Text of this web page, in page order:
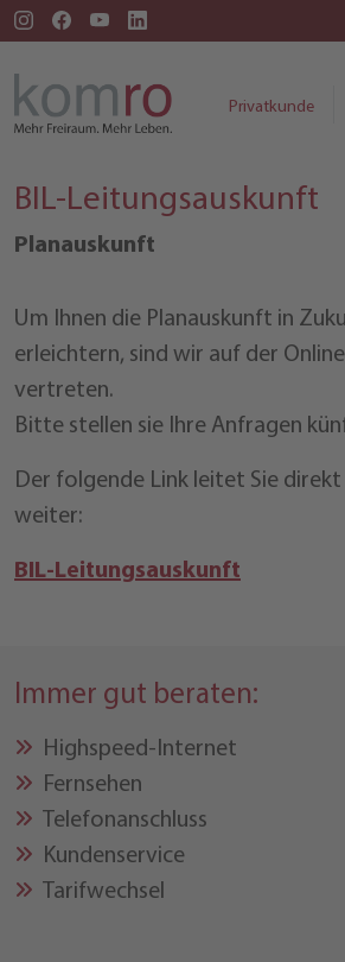
Privatkunde
BIL-Leitungsauskunft
Planauskunft
Um Ihnen die Planauskunft in
erleichtern, sind wir auf der
vertreten.
Bitte stellen sie Ihre Anfragen
Der folgende Link leitet Sie
weiter:
BIL-Leitungsauskunft
Immer gut beraten:
Highspeed-Internet
Fernsehen
Telefonanschluss
Kundenservice
Tarifwechsel